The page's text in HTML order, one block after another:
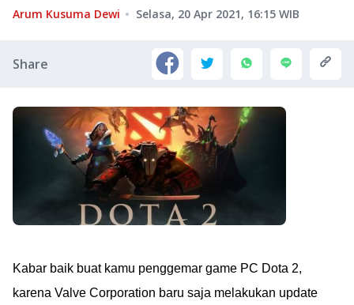
Arum Kusuma Dewi Selasa, 20 Apr 2021, 16:15 WIB
Share
Kabar baik buat kamu penggemar game PC Dota 2,
karena Valve Corporation baru saja melakukan update